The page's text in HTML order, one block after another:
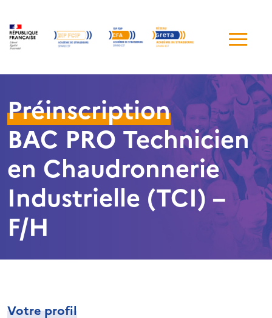
de
Préinscription
BAC PRO Technicien
en Chaudronnerie
Industrielle (TCI) –
F/H
Votre profil